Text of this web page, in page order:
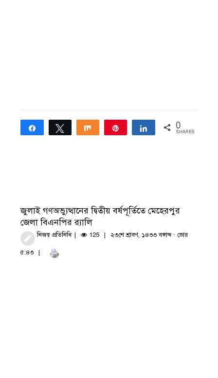
Share Tweet Share Share 0
SHARES
জুলাই গণঅভ্যুত্থানের দ্বিতীয় বর্ষপূর্তিতে মেহেরপুর
জেলা বিএনপির র‍্যালি
নিজস্ব প্রতিনিধি 125 ২৩শে শ্রাবণ, ১৪৩৩ বঙ্গাব্দ · ভোর
৫:৪৩